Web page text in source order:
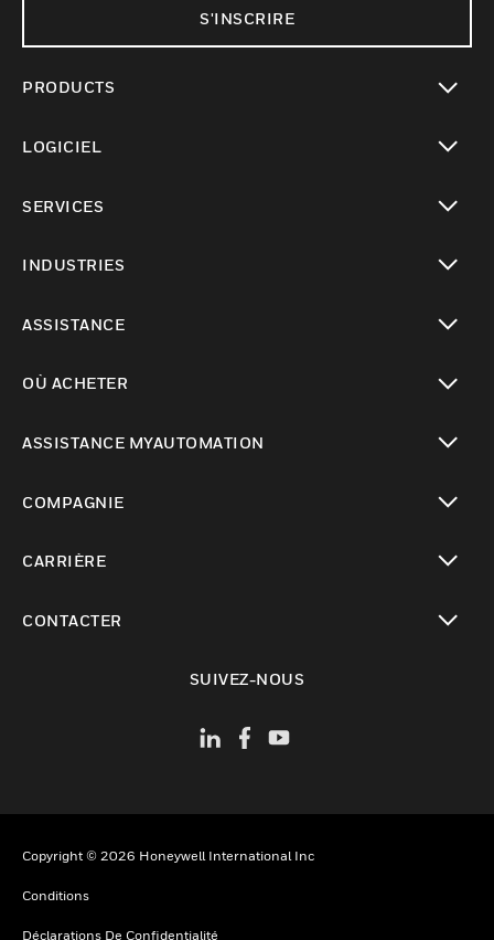
S'INSCRIRE
PRODUCTS
LOGICIEL
SERVICES
INDUSTRIES
ASSISTANCE
OÙ ACHETER
ASSISTANCE MYAUTOMATION
COMPAGNIE
CARRIÈRE
CONTACTER
SUIVEZ-NOUS
Copyright © 2026 Honeywell International Inc
Conditions
Déclarations De Confidentialité